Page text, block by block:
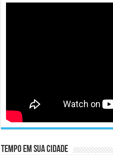
Tempo em sua cidade